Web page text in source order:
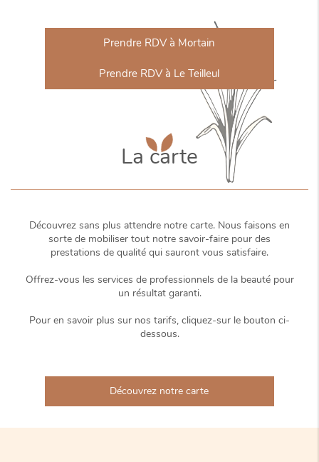
Prendre RDV à Mortain
Prendre RDV à Le Teilleul
La carte
Découvrez sans plus attendre notre carte. Nous faisons en
sorte de mobiliser tout notre savoir-faire pour des
prestations de qualité qui sauront vous satisfaire.
Offrez-vous les services de professionnels de la beauté pour
un résultat garanti.
Pour en savoir plus sur nos tarifs, cliquez-sur le bouton ci-
dessous.
Découvrez notre carte